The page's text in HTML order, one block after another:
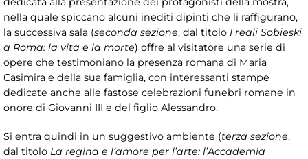
nella quale spiccano alcuni inediti dipinti che li raffigurano,
la successiva sala (seconda sezione, dal titolo I reali Sobieski
a Roma: la vita e la morte) offre al visitatore una serie di
opere che testimoniano la presenza romana di Maria
Casimira e della sua famiglia, con interessanti stampe
dedicate anche alle fastose celebrazioni funebri romane in
onore di Giovanni III e del figlio Alessandro.
Si entra quindi in un suggestivo ambiente (terza sezione,
dal titolo La regina e l’amore per l’arte: l’Accademia